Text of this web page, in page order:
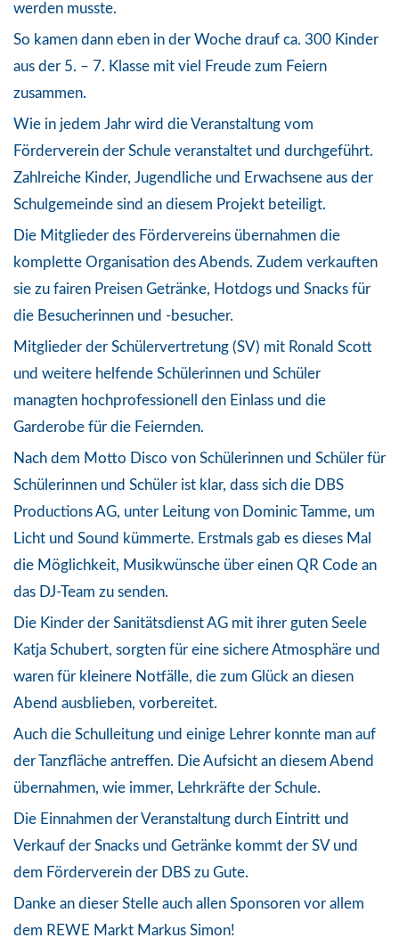
werden musste.
So kamen dann eben in der Woche drauf ca. 300 Kinder
aus der 5. – 7. Klasse mit viel Freude zum Feiern
zusammen.
Wie in jedem Jahr wird die Veranstaltung vom
Förderverein der Schule veranstaltet und durchgeführt.
Zahlreiche Kinder, Jugendliche und Erwachsene aus der
Schulgemeinde sind an diesem Projekt beteiligt.
Die Mitglieder des Fördervereins übernahmen die
komplette Organisation des Abends. Zudem verkauften
sie zu fairen Preisen Getränke, Hotdogs und Snacks für
die Besucherinnen und -besucher.
Mitglieder der Schülervertretung (SV) mit Ronald Scott
und weitere helfende Schülerinnen und Schüler
managten hochprofessionell den Einlass und die
Garderobe für die Feiernden.
Nach dem Motto Disco von Schülerinnen und Schüler für
Schülerinnen und Schüler ist klar, dass sich die DBS
Productions AG, unter Leitung von Dominic Tamme, um
Licht und Sound kümmerte. Erstmals gab es dieses Mal
die Möglichkeit, Musikwünsche über einen QR Code an
das DJ-Team zu senden.
Die Kinder der Sanitätsdienst AG mit ihrer guten Seele
Katja Schubert, sorgten für eine sichere Atmosphäre und
waren für kleinere Notfälle, die zum Glück an diesen
Abend ausblieben, vorbereitet.
Auch die Schulleitung und einige Lehrer konnte man auf
der Tanzfläche antreffen. Die Aufsicht an diesem Abend
übernahmen, wie immer, Lehrkräfte der Schule.
Die Einnahmen der Veranstaltung durch Eintritt und
Verkauf der Snacks und Getränke kommt der SV und
dem Förderverein der DBS zu Gute.
Danke an dieser Stelle auch allen Sponsoren vor allem
dem REWE Markt Markus Simon!